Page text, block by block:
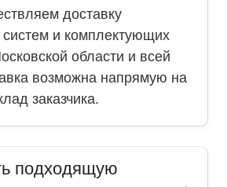
доставку
систем и комплектующих
области и всей
возможна напрямую на
заказчика.
подходящую